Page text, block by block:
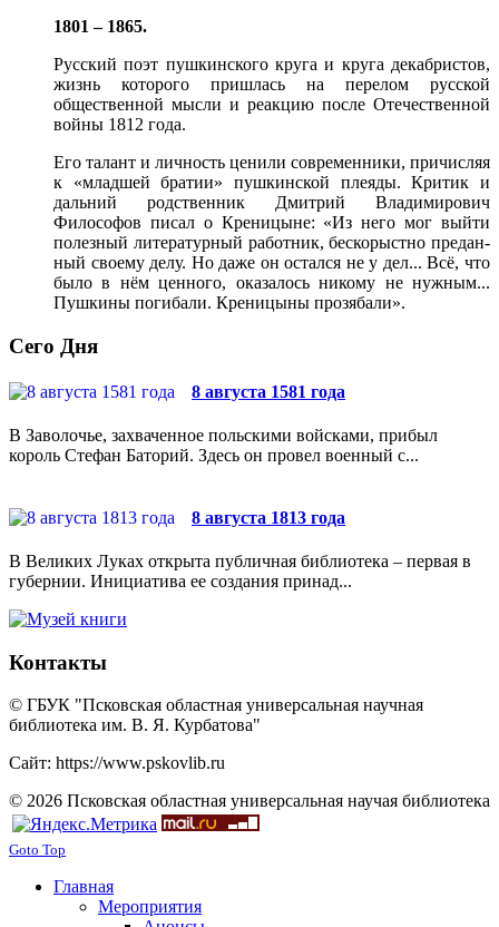
1801 – 1865.
Русский поэт пушкинского круга и круга декабристов,
жизнь которого пришлась на перелом русской
общественной мысли и реакцию после Отечественной
войны 1812 года.
Его талант и личность ценили современники, причисляя
к «младшей братии» пушкинской плеяды. Критик и
дальний родственник Дмитрий Владимиро­вич
Философов писал о Креницыне: «Из него мог выйти
полезный литера­турный работник, бескорыстно предан­
ный своему делу. Но даже он остался не у дел... Всё, что
было в нём ценного, ока­залось никому не нужным...
Пушкины погибали. Креницыны прозябали».
Сего Дня
8 августа 1581 года
В Заволочье, захваченное польскими войсками, прибыл
король Стефан Баторий. Здесь он провел военный с...
8 августа 1813 года
В Великих Луках открыта публичная библиотека – первая в
губернии. Инициатива ее создания принад...
Контакты
© ГБУК "Псковская областная универсальная научная
библиотека им. В. Я. Курбатова"
Сайт: https://www.pskovlib.ru
© 2026 Псковская областная универсальная научая библиотека
Goto Top
Главная
Мероприятия